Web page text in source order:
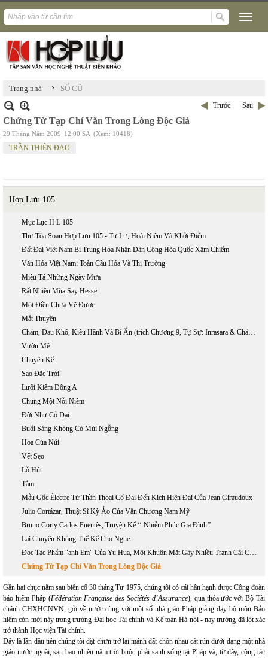
Trang nhà › SỐ CŨ
Trước Sau
Chứng Từ Tạp Chí Văn Trong Lòng Độc Giả
29 Tháng Năm 2009 12:00 SA (Xem: 10418)
TRẦN THIỆN ĐẠO
Hợp Lưu 105
Mục Lục H L 105
Thư Tòa Soạn Hợp Lưu 105 - Tư Lự, Hoài Niệm Và Khởi Điểm
Đất Đai Việt Nam Bị Trung Hoa Nhân Dân Cộng Hòa Quốc Xâm Chiếm
Văn Hóa Việt Nam: Toàn Cầu Hóa Và Thị Trường
Miêu Tả Những Ngày Mưa
Rất Nhiều Mùa Say Hesse
Một Điều Chưa Vẽ Được
Mắt Thuyền
Chăm, Đau Khổ, Kiêu Hãnh Và Bí Ẩn (trích Chương 9, Tự Sự: Inrasara & Chăm & Chữ, Đang In)
Vườn Mê
Chuyện Kể
Sao Đặc Trời
Lưỡi Kiếm Đông A
Chung Một Nỗi Niềm
Đời Như Cỏ Dại
Buổi Sáng Không Có Mùi Ngỗng
Hoa Của Núi
Vết Sẹo
Lỗ Hút
Tắm
Mẫu Gốc Électre Từ Thần Thoại Cổ Đại Đến Kịch Hiện Đại Của Jean Giraudoux
Julio Cortázar, Thuật Sĩ Kỳ Ảo Của Văn Chương Nam Mỹ
Bruno Corty Carlos Fuentès, Truyện Kể ‘‘ Nhiễm Phúc Gia Đình’’
Lại Chuyện Không Thể Kể Cho Nghe.
Đọc Tác Phẩm "anh Em" Của Yu Hua, Một Khuôn Mặt Gây Nhiều Tranh Cãi Của Văn Học Trung Quốc Đương Đại.
Chứng Từ Tạp Chí Văn Trong Lòng Độc Giả
Gần hai chục năm sau biến cố 30 tháng Tư 1975, chúng tôi có cái hân hạnh được Công đoàn
bảo hiểm Pháp (Fédération Française des Sociétés d’Assurance), qua thỏa ước với Bộ Tài
chánh CHXHCNVN, gởi về nước cùng với một số nhà giáo Pháp giảng dạy bộ môn Bảo
hiểm còn mới này trong trường Đại học Tài chính và Kế toán Hà nội - nay trường đã lột xác
trở thành Học viện Tài chính.
Đây là lần đầu tiên chúng tôi đặt chưn trở lại mảnh đất chôn nhau cắt rún dưới dạng một nhà
giáo nước ngoài, sau bao nhiêu năm trời buộc phải sanh sống tại Pháp và, từ đây, cộng tác